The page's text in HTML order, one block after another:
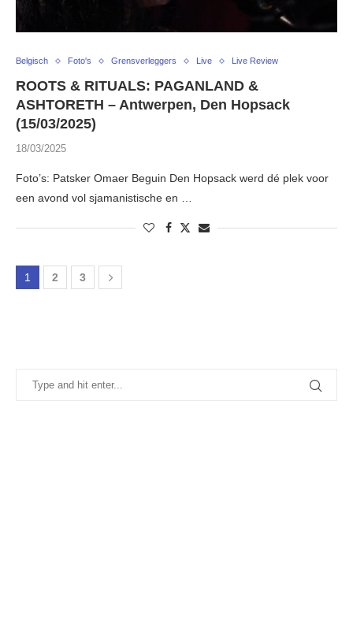
Belgisch Foto's Grensverleggers Live Live Review
ROOTS & RITUALS: PAGANLAND &
ASHTORETH – Antwerpen, Den Hopsack
(15/03/2025)
18/03/2025
Foto’s: Patsker Omaer Beguin Den Hopsack werd dé plek voor
een avond vol sjamanistische en …
1 2 3